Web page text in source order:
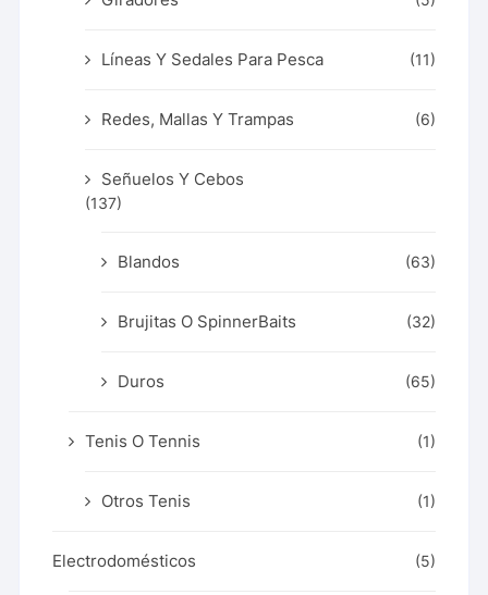
Líneas Y Sedales Para Pesca (11)
Redes, Mallas Y Trampas (6)
Señuelos Y Cebos
(137)
Blandos (63)
Brujitas O SpinnerBaits (32)
Duros (65)
Tenis O Tennis (1)
Otros Tenis (1)
Electrodomésticos (5)